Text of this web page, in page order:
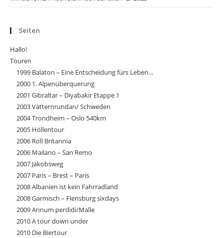
Seiten
Hallo!
Touren
1999 Balaton – Eine Entscheidung fürs Leben…
2000 1. Alpenüberquerung
2001 Gibraltar – Diyabakir Etappe 1
2003 Vätternrundan/ Schweden
2004 Trondheim – Oslo 540km
2005 Höllentour
2006 Roll Britannia
2006 Mailano – San Remo
2007 Jakobsweg
2007 Paris – Brest – Paris
2008 Albanien ist kein Fahrradland
2008 Garmisch – Flensburg sixdays
2009 Annum perdidi/Malle
2010 A tour down under
2010 Die Biertour